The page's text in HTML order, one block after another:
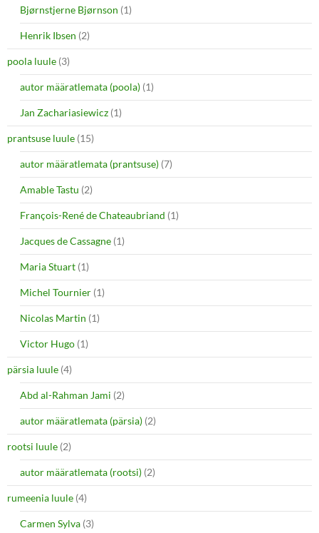
Bjørnstjerne Bjørnson (1)
Henrik Ibsen (2)
poola luule (3)
autor määratlemata (poola) (1)
Jan Zachariasiewicz (1)
prantsuse luule (15)
autor määratlemata (prantsuse) (7)
Amable Tastu (2)
François-René de Chateaubriand (1)
Jacques de Cassagne (1)
Maria Stuart (1)
Michel Tournier (1)
Nicolas Martin (1)
Victor Hugo (1)
pärsia luule (4)
Abd al-Rahman Jami (2)
autor määratlemata (pärsia) (2)
rootsi luule (2)
autor määratlemata (rootsi) (2)
rumeenia luule (4)
Carmen Sylva (3)